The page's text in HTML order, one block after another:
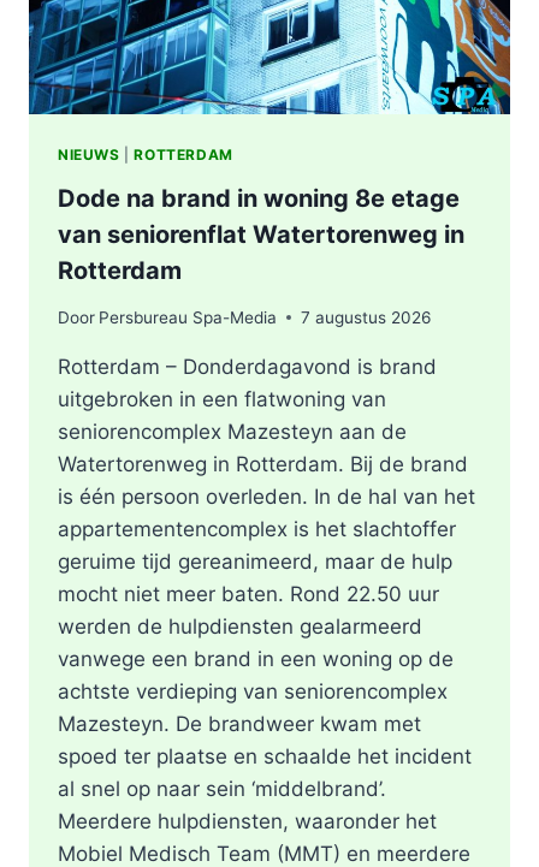
NIEUWS |ROTTERDAM
Dode na brand in woning 8e etage
van seniorenflat Watertorenweg in
Rotterdam
Door Persbureau Spa-Media 7 augustus 2026
Rotterdam – Donderdagavond is brand
uitgebroken in een flatwoning van
seniorencomplex Mazesteyn aan de
Watertorenweg in Rotterdam. Bij de brand
is één persoon overleden. In de hal van het
appartementencomplex is het slachtoffer
geruime tijd gereanimeerd, maar de hulp
mocht niet meer baten. Rond 22.50 uur
werden de hulpdiensten gealarmeerd
vanwege een brand in een woning op de
achtste verdieping van seniorencomplex
Mazesteyn. De brandweer kwam met
spoed ter plaatse en schaalde het incident
al snel op naar sein ‘middelbrand’.
Meerdere hulpdiensten, waaronder het
Mobiel Medisch Team (MMT) en meerdere